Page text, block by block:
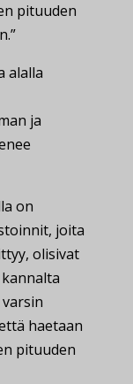
pituuden
alalla
ja
on
joita
olisivat
haetaan
pituuden